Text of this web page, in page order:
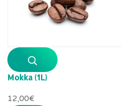
Mokka (1L)
12,00‎€